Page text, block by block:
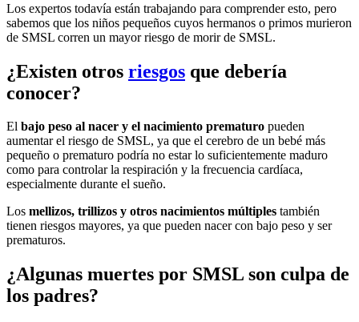
Los expertos todavía están trabajando para comprender esto, pero
sabemos que los niños pequeños cuyos hermanos o primos murieron
de SMSL corren un mayor riesgo de morir de SMSL.
¿Existen otros riesgos que debería
conocer?
El bajo peso al nacer y el nacimiento prematuro pueden
aumentar el riesgo de SMSL, ya que el cerebro de un bebé más
pequeño o prematuro podría no estar lo suficientemente maduro
como para controlar la respiración y la frecuencia cardíaca,
especialmente durante el sueño.
Los mellizos, trillizos y otros nacimientos múltiples también
tienen riesgos mayores, ya que pueden nacer con bajo peso y ser
prematuros.
¿Algunas muertes por SMSL son culpa de
los padres?